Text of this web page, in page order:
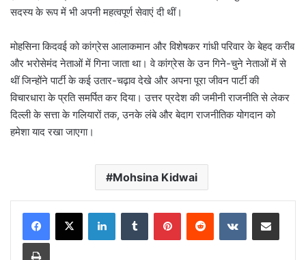
सदस्य के रूप में भी अपनी महत्वपूर्ण सेवाएं दी थीं।
मोहसिना किदवई को कांग्रेस आलाकमान और विशेषकर गांधी परिवार के बेहद करीब
और भरोसेमंद नेताओं में गिना जाता था। वे कांग्रेस के उन गिने-चुने नेताओं में से
थीं जिन्होंने पार्टी के कई उतार-चढ़ाव देखे और अपना पूरा जीवन पार्टी की
विचारधारा के प्रति समर्पित कर दिया। उत्तर प्रदेश की जमीनी राजनीति से लेकर
दिल्ली के सत्ता के गलियारों तक, उनके लंबे और बेदाग राजनीतिक योगदान को
हमेशा याद रखा जाएगा।
Mohsina Kidwai
LinkedInTumblr PinterestReddit VKontakteShare via Email
Print